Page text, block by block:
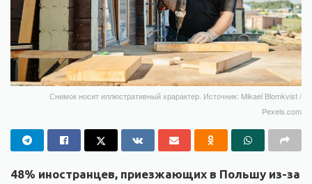
Снимок носит иллюстративный храрактер. Источник: Mikael Blomkvist /
Pexels.com
48% иностранцев, приезжающих в Польшу из-за